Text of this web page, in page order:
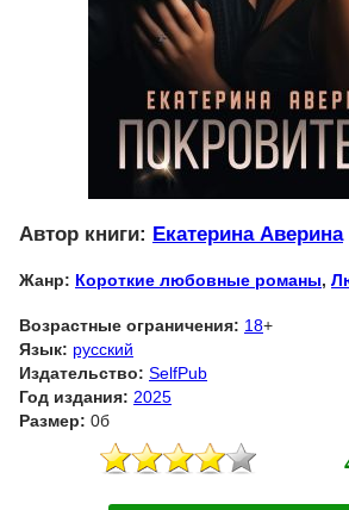
Автор книги: Екатерина Аверина
Жанр: Короткие любовные романы,
Возрастные ограничения: 18+
Язык: русский
Издательство: SelfPub
Год издания: 2025
Размер: 0б